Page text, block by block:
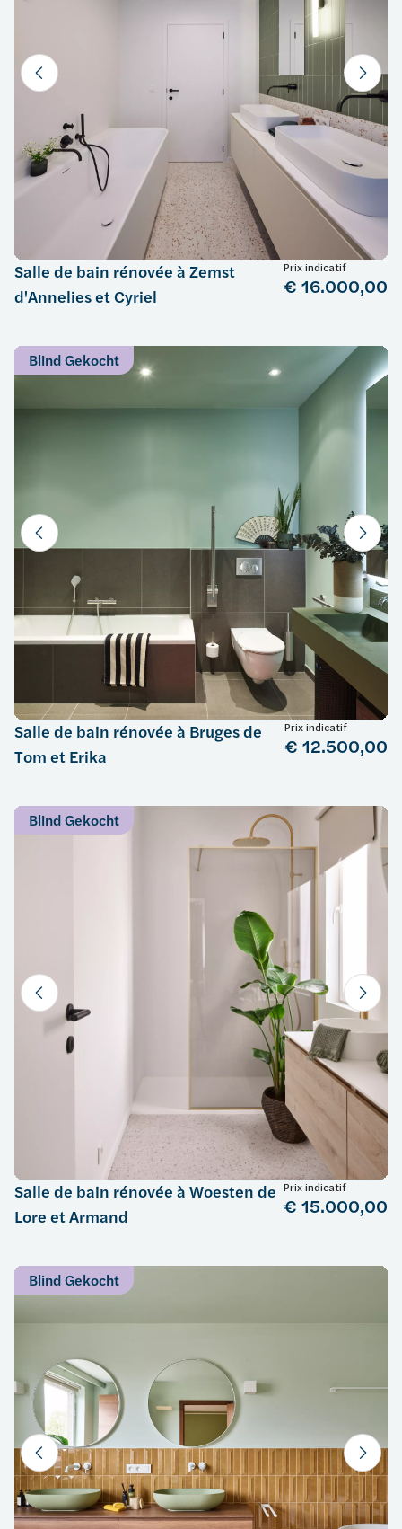
Salle de bain rénovée à Zemst
d'Annelies et Cyriel
Prix indicatif
€ 16.000,00
Blind Gekocht
Salle de bain rénovée à Bruges de
Tom et Erika
Prix indicatif
€ 12.500,00
Blind Gekocht
Salle de bain rénovée à Woesten de
Lore et Armand
Prix indicatif
€ 15.000,00
Blind Gekocht